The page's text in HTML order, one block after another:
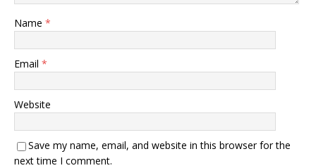
Name *
Email *
Website
Save my name, email, and website in this browser for the
next time I comment.